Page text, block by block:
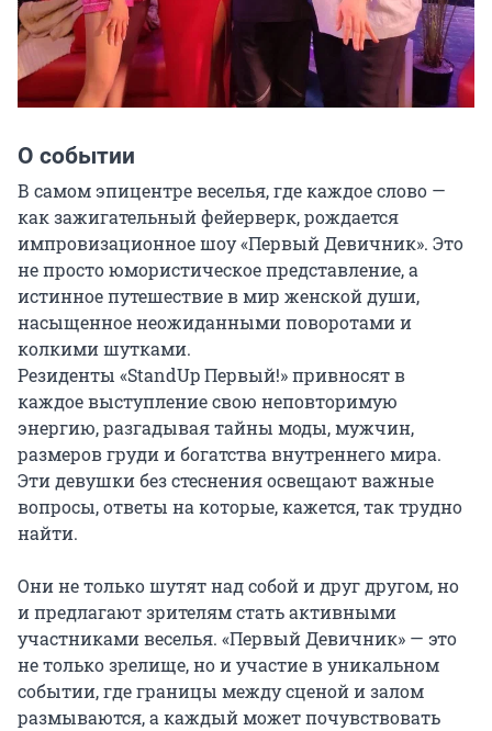
О событии
В самом эпицентре веселья, где каждое слово —
как зажигательный фейерверк, рождается
импровизационное шоу «Первый Девичник». Это
не просто юмористическое представление, а
истинное путешествие в мир женской души,
насыщенное неожиданными поворотами и
колкими шутками.
Резиденты «StandUp Первый!» привносят в
каждое выступление свою неповторимую
энергию, разгадывая тайны моды, мужчин,
размеров груди и богатства внутреннего мира.
Эти девушки без стеснения освещают важные
вопросы, ответы на которые, кажется, так трудно
найти.
Они не только шутят над собой и друг другом, но
и предлагают зрителям стать активными
участниками веселья. «Первый Девичник» — это
не только зрелище, но и участие в уникальном
событии, где границы между сценой и залом
размываются, а каждый может почувствовать